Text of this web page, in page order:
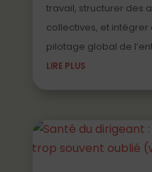
travail, structurer des
collectives, et
pilotage global de
LIRE PLUS